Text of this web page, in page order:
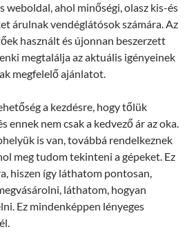
weboldal, ahol minőségi, olasz kis-és
árulnak vendéglátósok számára. Az
használt és újonnan beszerzett
megtalálja az aktuális igényeinek
megfelelő ajánlatot.
a kezdésre, hogy tőlük
ennek nem csak a kedvező ár az oka.
is van, továbbá rendelkeznek
meg tudom tekinteni a gépeket. Ez
hiszen így láthatom pontosan,
láthatom, hogyan
Ez mindenképpen lényeges